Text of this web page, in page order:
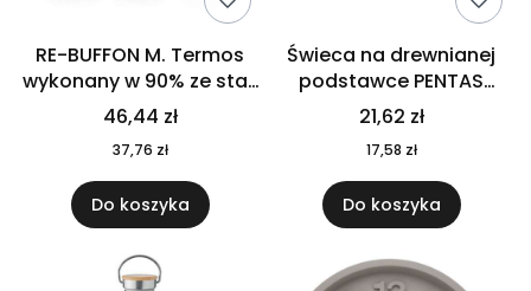
RE-BUFFON M. Termos
wykonany w 90% ze stali
nierdzewnej
pochodzącej z
recyklingu 520 ml 94294
46,44 zł
37,76 zł
Do koszyka
Świeca na drewnianej
podstawce PENTAS
MO6282-40
21,62 zł
17,58 zł
Do koszyka